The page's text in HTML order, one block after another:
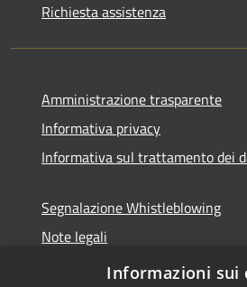
Richiesta assistenza
Amministrazione trasparente
Informativa privacy
Informativa sul trattamento dei
Segnalazione Whistleblowing
Note legali
Dichiarazione di accessibilità
Informazioni sui